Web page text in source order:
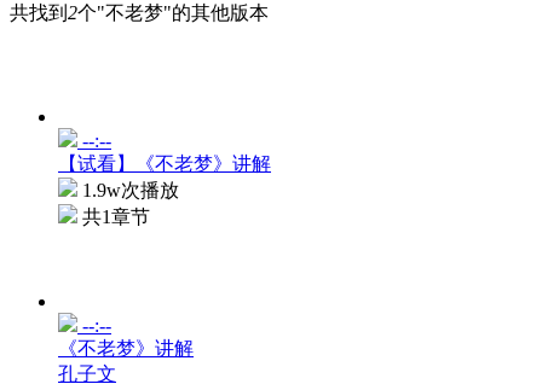
共找到 2个"不老梦"的其他版本
--:--
【试看】《不老梦》讲解
1.9w次播放
共1章节
--:--
《不老梦》讲解
孔子文